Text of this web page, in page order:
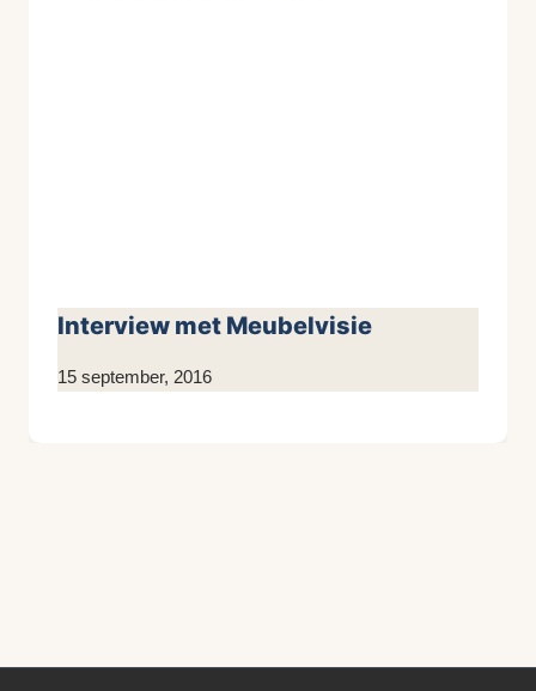
Interview met Meubelvisie
Door
15 september, 2016